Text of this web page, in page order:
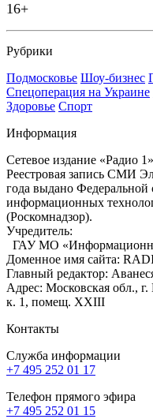
16+
Рубрики
Подмосковье Шоу-бизнес
Спецоперация на Украине
Здоровье Спорт
Информация
Сетевое издание «Радио
Реестровая запись СМИ
года выдано Федеральной
информационных
(Роскомнадзор).
Учредитель:
ГАУ МО
Доменное имя сайта:
Главный редактор:
Адрес: Московская обл.,
к. 1, помещ. XXIII
Контакты
Служба информации
+7 495 252 01 17
Телефон прямого эфира
+7 495 252 01 15